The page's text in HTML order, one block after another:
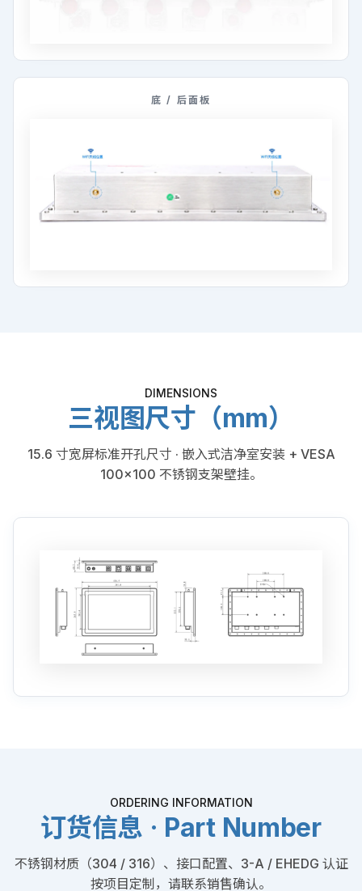
底 / 后面板
DIMENSIONS
三视图尺寸（mm）
15.6 寸宽屏标准开孔尺寸 · 嵌入式洁净室安装 + VESA
100×100 不锈钢支架壁挂。
ORDERING INFORMATION
订货信息 · Part Number
不锈钢材质（304 / 316）、接口配置、3-A / EHEDG 认证
按项目定制，请联系销售确认。